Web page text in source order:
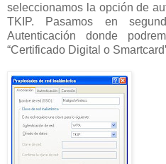
seleccionamos la opción de
TKIP. Pasamos en
Autenticación donde
“Certificado Digital o